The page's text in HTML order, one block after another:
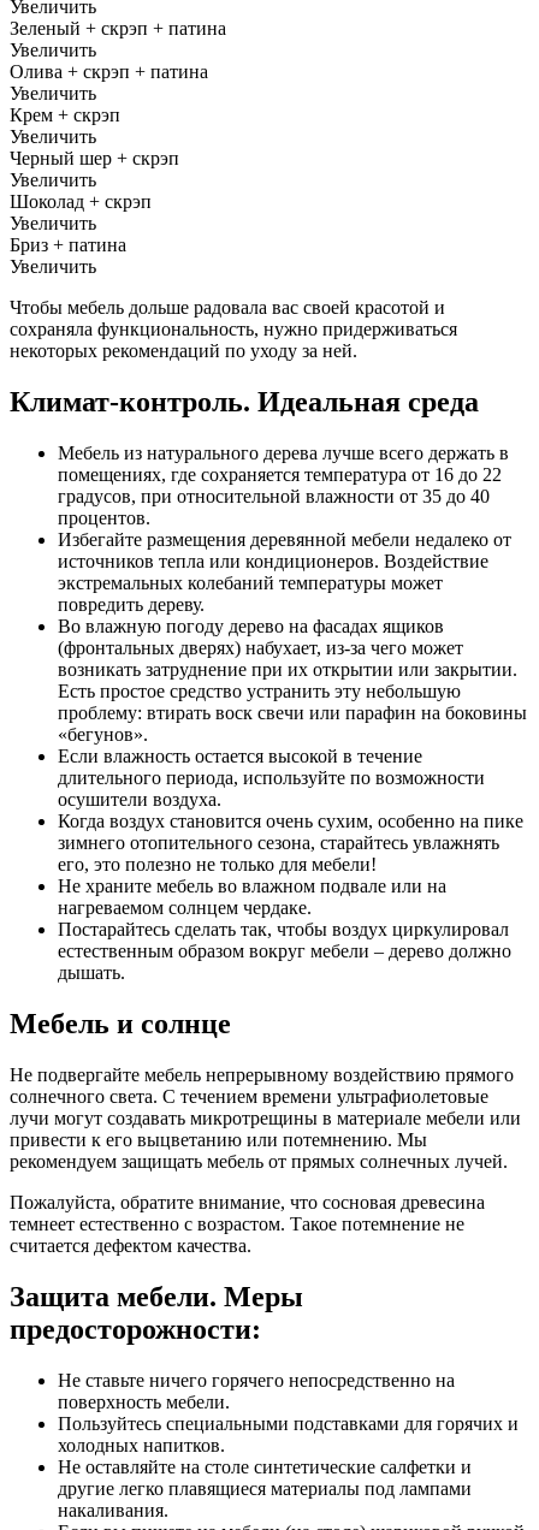
Увеличить
Зеленый + скрэп + патина
Увеличить
Олива + скрэп + патина
Увеличить
Крем + скрэп
Увеличить
Черный шер + скрэп
Увеличить
Шоколад + скрэп
Увеличить
Бриз + патина
Увеличить
Чтобы мебель дольше радовала вас своей красотой и
сохраняла функциональность, нужно придерживаться
некоторых рекомендаций по уходу за ней.
Климат-контроль. Идеальная среда
Мебель из натурального дерева лучше всего держать в
помещениях, где сохраняется температура от 16 до 22
градусов, при относительной влажности от 35 до 40
процентов.
Избегайте размещения деревянной мебели недалеко от
источников тепла или кондиционеров. Воздействие
экстремальных колебаний температуры может
повредить дереву.
Во влажную погоду дерево на фасадах ящиков
(фронтальных дверях) набухает, из-за чего может
возникать затруднение при их открытии или закрытии.
Есть простое средство устранить эту небольшую
проблему: втирать воск свечи или парафин на боковины
«бегунов».
Если влажность остается высокой в течение
длительного периода, используйте по возможности
осушители воздуха.
Когда воздух становится очень сухим, особенно на пике
зимнего отопительного сезона, старайтесь увлажнять
его, это полезно не только для мебели!
Не храните мебель во влажном подвале или на
нагреваемом солнцем чердаке.
Постарайтесь сделать так, чтобы воздух циркулировал
естественным образом вокруг мебели – дерево должно
дышать.
Мебель и солнце
Не подвергайте мебель непрерывному воздействию прямого
солнечного света. С течением времени ультрафиолетовые
лучи могут создавать микротрещины в материале мебели или
привести к его выцветанию или потемнению. Мы
рекомендуем защищать мебель от прямых солнечных лучей.
Пожалуйста, обратите внимание, что сосновая древесина
темнеет естественно с возрастом. Такое потемнение не
считается дефектом качества.
Защита мебели. Меры
предосторожности:
Не ставьте ничего горячего непосредственно на
поверхность мебели.
Пользуйтесь специальными подставками для горячих и
холодных напитков.
Не оставляйте на столе синтетические салфетки и
другие легко плавящиеся материалы под лампами
накаливания.